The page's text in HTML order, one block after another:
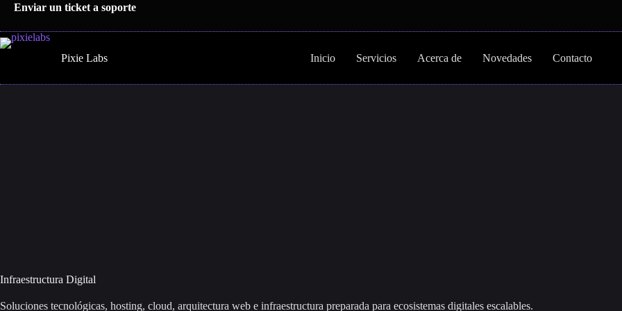
Saltar
contenido
Enviar un ticket a soporte
Pixie Labs Inicio Servicios Acerca de Novedades Contacto
Infraestructura Digital
Soluciones tecnológicas, hosting, cloud, arquitectura web e infraestructura preparada para ecosistemas digitales escalables.